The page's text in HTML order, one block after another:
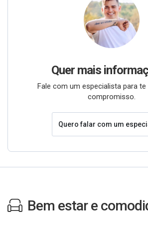
Quer mais
Fale com um especialista para te
compromisso.
Quero falar com um
Bem estar e